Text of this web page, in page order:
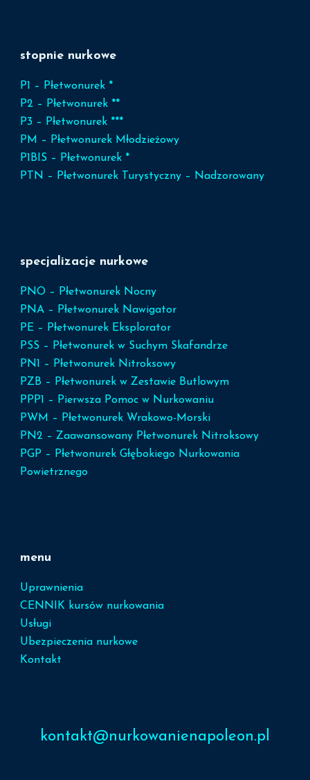
stopnie nurkowe
P1 – Płetwonurek *
P2 – Płetwonurek **
P3 – Płetwonurek ***
PM – Płetwonurek Młodzieżowy
P1BIS – Płetwonurek *
PTN – Płetwonurek Turystyczny – Nadzorowany
specjalizacje nurkowe
PNO – Płetwonurek Nocny
PNA – Płetwonurek Nawigator
PE – Płetwonurek Eksplorator
PSS – Płetwonurek w Suchym Skafandrze
PN1 – Płetwonurek Nitroksowy
PZB – Płetwonurek w Zestawie Butlowym
PPP1 – Pierwsza Pomoc w Nurkowaniu
PWM – Płetwonurek Wrakowo-Morski
PN2 – Zaawansowany Płetwonurek Nitroksowy
PGP – Płetwonurek Głębokiego Nurkowania
Powietrznego
menu
Uprawnienia
CENNIK kursów nurkowania
Usługi
Ubezpieczenia nurkowe
Kontakt
kontakt@nurkowanienapoleon.pl